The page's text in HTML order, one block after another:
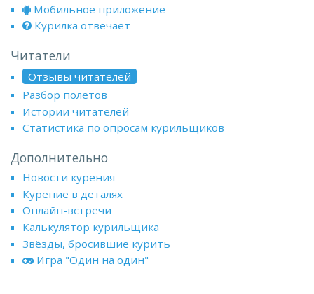
Мобильное приложение
Курилка отвечает
Читатели
Отзывы читателей
Разбор полётов
Истории читателей
Статистика по опросам курильщиков
Дополнительно
Новости курения
Курение в деталях
Онлайн-встречи
Калькулятор курильщика
Звёзды, бросившие курить
Игра "Один на один"